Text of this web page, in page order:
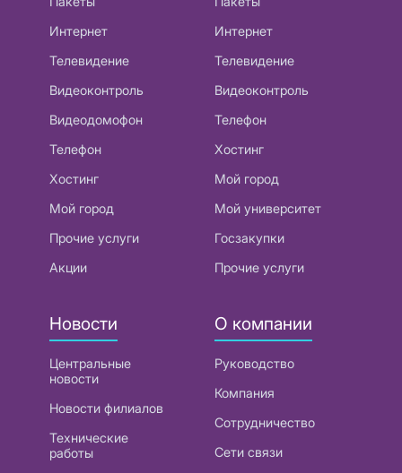
Интернет
Телевидение
Видеоконтроль
Видеодомофон
Телефон
Хостинг
Мой город
Прочие услуги
Акции
Интернет
Телевидение
Видеоконтроль
Телефон
Хостинг
Мой город
Мой университет
Госзакупки
Прочие услуги
Новости
Центральные
новости
Новости филиалов
Технические
работы
О компании
Руководство
Компания
Сотрудничество
Сети связи